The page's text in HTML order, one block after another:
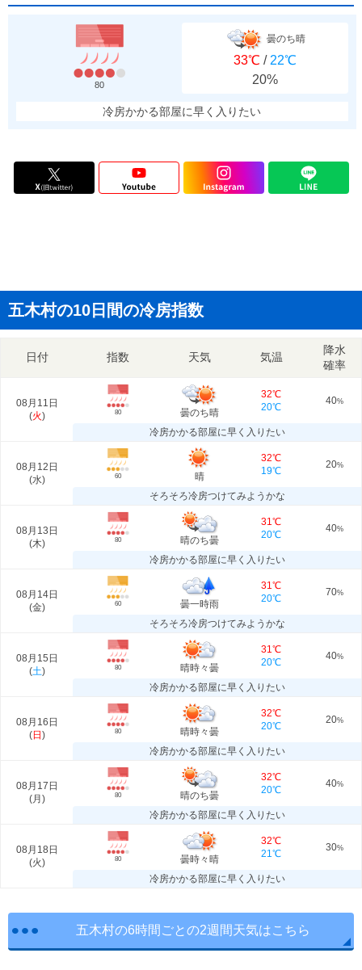
80
曇のち晴
33℃ / 22℃
20%
冷房かかる部屋に早く入りたい
五木村の10日間の冷房指数
日付 指数 天気 気温
降水
確率
08月11日
(火) 80 曇のち晴
32℃
20℃
40%
冷房かかる部屋に早く入りたい
08月12日
(水) 60 晴
32℃
19℃
20%
そろそろ冷房つけてみようかな
08月13日
(木) 80 晴のち曇
31℃
20℃
40%
冷房かかる部屋に早く入りたい
08月14日
(金) 60 曇一時雨
31℃
20℃
70%
そろそろ冷房つけてみようかな
08月15日
(土) 80 晴時々曇
31℃
20℃
40%
冷房かかる部屋に早く入りたい
08月16日
(日 ) 80 晴時々曇
32℃
20℃
20%
冷房かかる部屋に早く入りたい
08月17日
(月 ) 80 晴のち曇
32℃
20℃
40%
冷房かかる部屋に早く入りたい
08月18日
(火) 80 曇時々晴
32℃
21℃
30%
冷房かかる部屋に早く入りたい
五木村の6時間ごとの2週間天気はこちら